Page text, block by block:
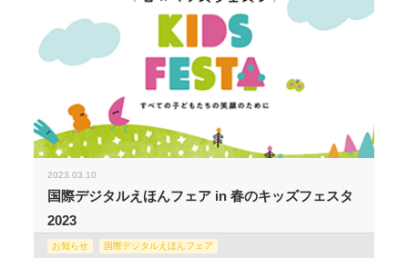
2023.03.10
国際デジタルえほんフェア in 春のキッズフェスタ
2023
お知らせ 国際デジタルえほんフェア